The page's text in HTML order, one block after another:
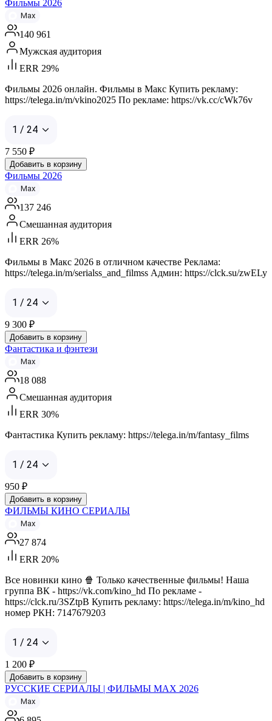
Фильмы 2026
Max
140 961
Мужская аудитория
ERR 29%
Фильмы 2026 онлайн. Фильмы в Макс Купить рекламу:
https://telega.in/m/vkino2025 По рекламе: https://vk.cc/cWk76v
1 / 24
7 550 ₽
Добавить в корзину
Фильмы 2026
Max
137 246
Смешанная аудитория
ERR 26%
Фильмы в Макс 2026 в отличном качестве Реклама:
https://telega.in/m/serialss_and_filmss Админ: https://clck.su/zwELy
1 / 24
9 300 ₽
Добавить в корзину
Фантастика и фэнтези
Max
18 088
Смешанная аудитория
ERR 30%
Фантастика Купить рекламу: https://telega.in/m/fantasy_films
1 / 24
950 ₽
Добавить в корзину
ФИЛЬМЫ КИНО СЕРИАЛЫ
Max
27 874
ERR 20%
Все новинки кино 🍿 Только качественные фильмы! Наша
группа ВК - https://vk.com/kino_hd По рекламе -
https://clck.ru/3SZtpB Купить рекламу: https://telega.in/m/kino_hd
номер РКН: 7147679203
1 / 24
1 200 ₽
Добавить в корзину
РУССКИЕ СЕРИАЛЫ | ФИЛЬМЫ MAX 2026
Max